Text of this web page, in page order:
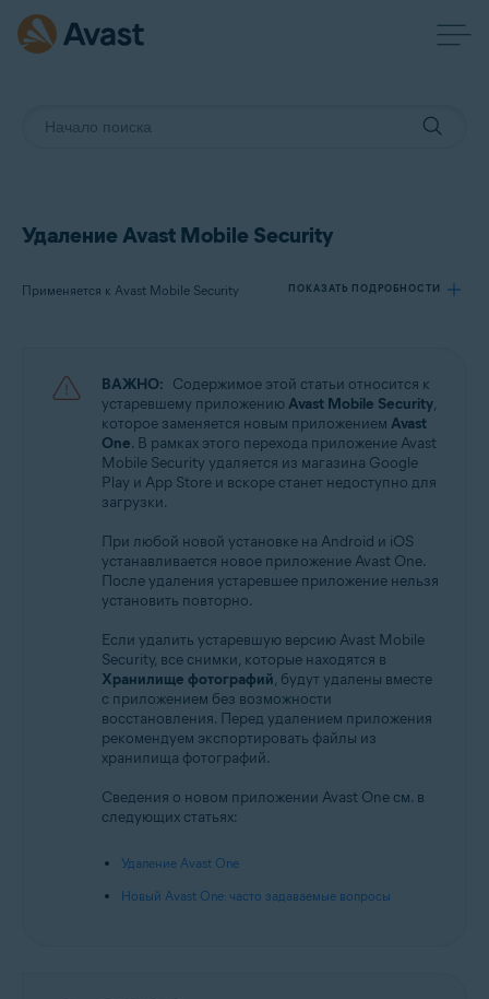
Удаление Avast Mobile Security
Применяется к Avast Mobile Security ПОКАЗАТЬ ПОДРОБНОСТИ
Avast Mobile Security
Операционные системы:
Android и iOS
ВАЖНО: Содержимое этой статьи относится к
устаревшему приложениюAvast Mobile Security,
которое заменяется новым приложением Avast
One. В рамках этого перехода приложение Avast
Mobile Security удаляется из магазина Google
Play и App Store и вскоре станет недоступно для
загрузки.
При любой новой установке на Android и iOS
устанавливается новое приложение Avast One.
После удаления устаревшее приложение нельзя
установить повторно.
Если удалить устаревшую версию Avast Mobile
Security, все снимки, которые находятся в
Хранилище фотографий, будут удалены вместе
с приложением без возможности
восстановления. Перед удалением приложения
рекомендуем экспортировать файлы из
хранилища фотографий.
Сведения о новом приложении Avast One см. в
следующих статьях:
Удаление Avast One
Новый Avast One: часто задаваемые вопросы